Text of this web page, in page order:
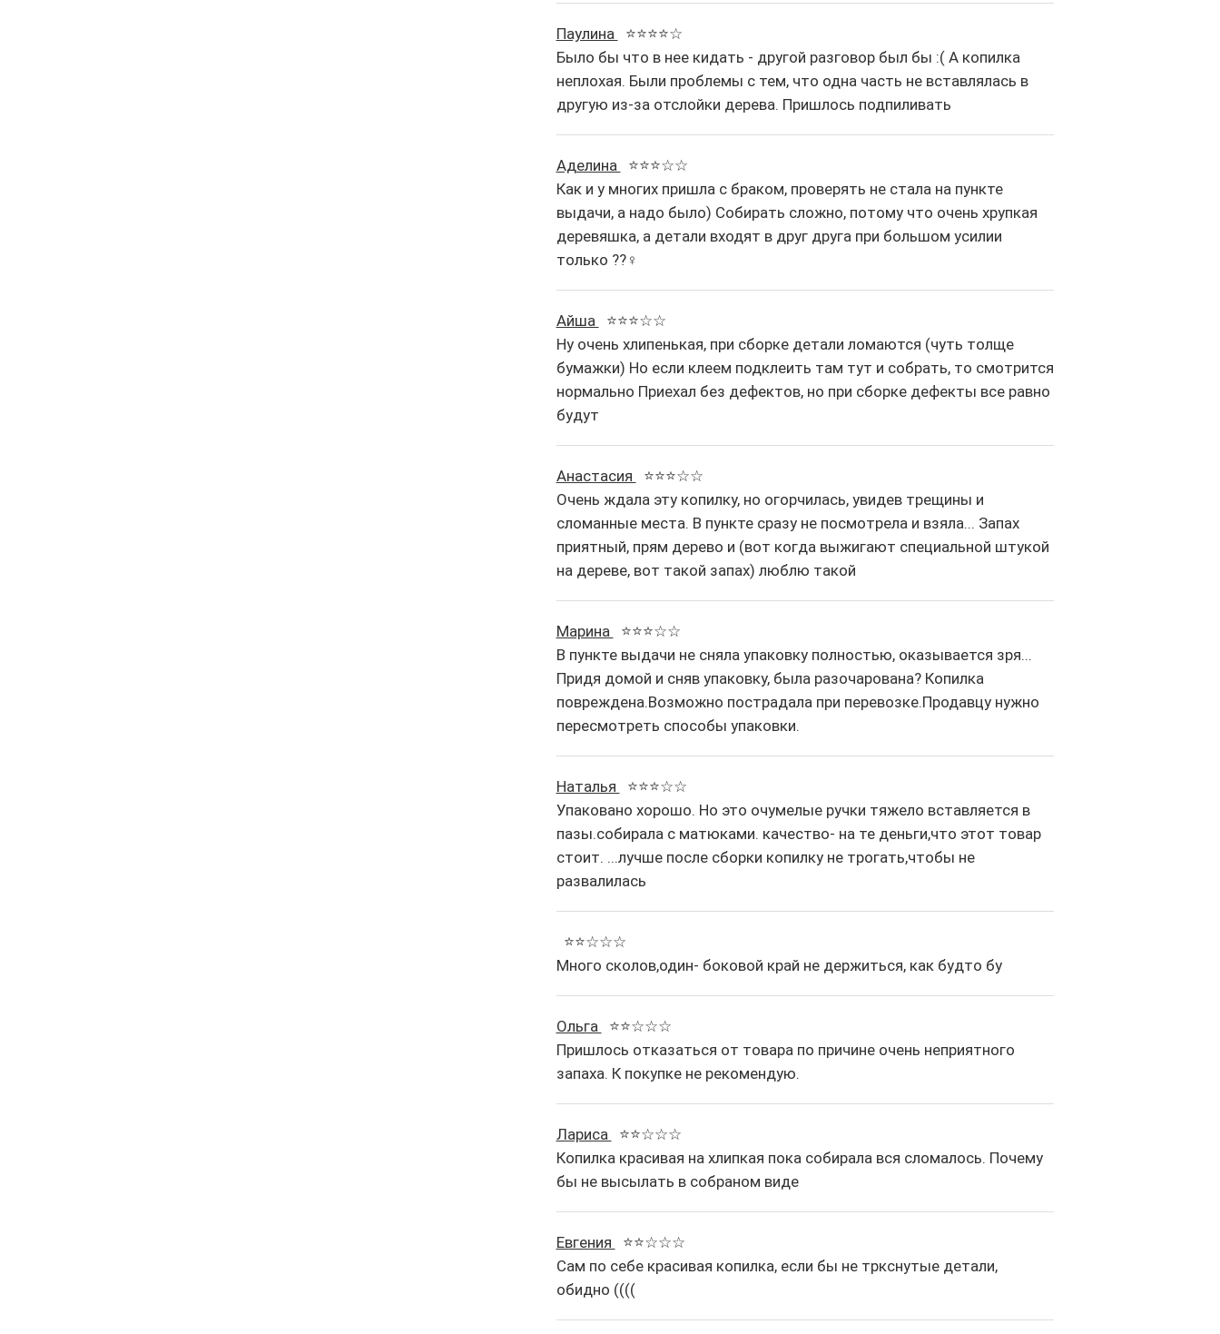
Паулина
⭐⭐⭐⭐☆
Было бы что в нее кидать - другой разговор был бы :( А копилка
неплохая. Были проблемы с тем, что одна часть не вставлялась в
другую из-за отслойки дерева. Пришлось подпиливать
Аделина
⭐⭐⭐☆☆
Как и у многих пришла с браком, проверять не стала на пункте
выдачи, а надо было) Собирать сложно, потому что очень хрупкая
деревяшка, а детали входят в друг друга при большом усилии
только ??‍♀️
Айша
⭐⭐⭐☆☆
Ну очень хлипенькая, при сборке детали ломаются (чуть толще
бумажки) Но если клеем подклеить там тут и собрать, то смотрится
нормально Приехал без дефектов, но при сборке дефекты все равно
будут
Анастасия
⭐⭐⭐☆☆
Очень ждала эту копилку, но огорчилась, увидев трещины и
сломанные места. В пункте сразу не посмотрела и взяла... Запах
приятный, прям дерево и (вот когда выжигают специальной штукой
на дереве, вот такой запах) люблю такой
Марина
⭐⭐⭐☆☆
В пункте выдачи не сняла упаковку полностью, оказывается зря...
Придя домой и сняв упаковку, была разочарована? Копилка
повреждена.Возможно пострадала при перевозке.Продавцу нужно
пересмотреть способы упаковки.
Наталья
⭐⭐⭐☆☆
Упаковано хорошо. Но это очумелые ручки тяжело вставляется в
пазы.собирала с матюками. качество- на те деньги,что этот товар
стоит. ...лучше после сборки копилку не трогать,чтобы не
развалилась
⭐⭐☆☆☆
Много сколов,один- боковой край не держиться, как будто бу
Ольга
⭐⭐☆☆☆
Пришлось отказаться от товара по причине очень неприятного
запаха. К покупке не рекомендую.
Лариса
⭐⭐☆☆☆
Копилка красивая на хлипкая пока собирала вся сломалось. Почему
бы не высылать в собраном виде
Евгения
⭐⭐☆☆☆
Сам по себе красивая копилка, если бы не тркснутые детали,
обидно ((((